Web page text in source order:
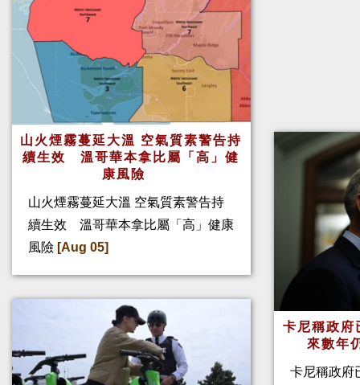
山火煙霧蔓延大溫 空氣質素警告持
續生效 溫哥華本拿比屬「高」健
康風險
山火煙霧蔓延大溫 空氣質素警告持
續生效 溫哥華本拿比屬「高」健康
風險 [Aug 05]
卡尼稱政府
來數年
卡尼稱政府